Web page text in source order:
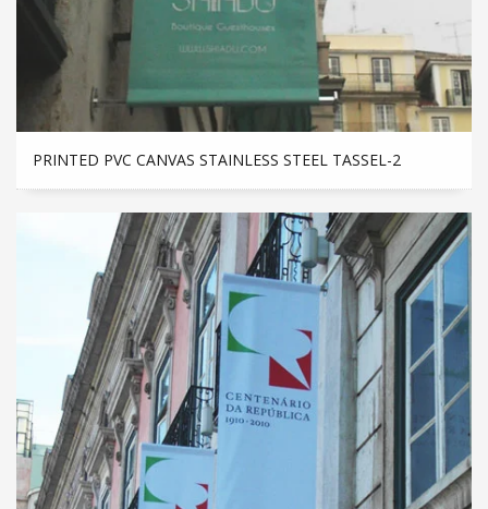
PRINTED PVC CANVAS STAINLESS STEEL TASSEL-2